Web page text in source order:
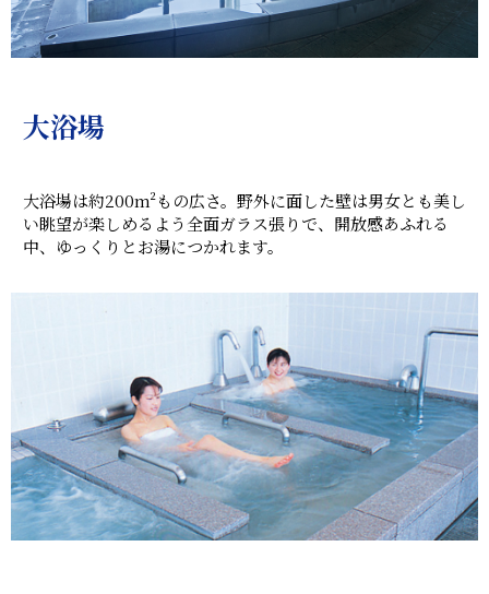
大浴場
大浴場は約200m²もの広さ。野外に面した壁は男女とも美し
い眺望が楽しめるよう全面ガラス張りで、開放感あふれる
中、ゆっくりとお湯につかれます。